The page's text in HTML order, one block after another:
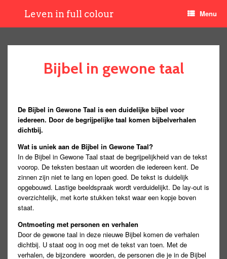
Leven in full colour Menu
Bijbel in gewone taal
De Bijbel in Gewone Taal is een duidelijke bijbel voor
iedereen. Door de begrijpelijke taal komen bijbelverhalen
dichtbij.
Wat is uniek aan de Bijbel in Gewone Taal?
In de Bijbel in Gewone Taal staat de begrijpelijkheid van de tekst
voorop. De teksten bestaan uit woorden die iedereen kent. De
zinnen zijn niet te lang en lopen goed. De tekst is duidelijk
opgebouwd. Lastige beeldspraak wordt verduidelijkt. De lay-out is
overzichtelijk, met korte stukken tekst waar een kopje boven
staat.
Ontmoeting met personen en verhalen
Door de gewone taal in deze nieuwe Bijbel komen de verhalen
dichtbij. U staat oog in oog met de tekst van toen. Met de
verhalen, de bijzondere woorden, de personen die je in de Bijbel